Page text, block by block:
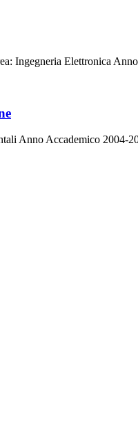
Ingegneria Elettronica
Anno Accademico 2004-